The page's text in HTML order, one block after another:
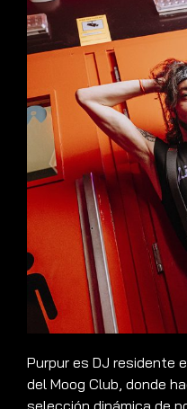
Purpur es DJ residente
del Moog Club, donde
selección dinámica de